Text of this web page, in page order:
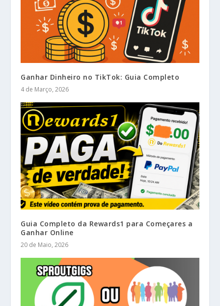
Ganhar Dinheiro no TikTok: Guia Completo
4 de Março, 2026
Guia Completo da Rewards1 para Começares a
Ganhar Online
20 de Maio, 2026